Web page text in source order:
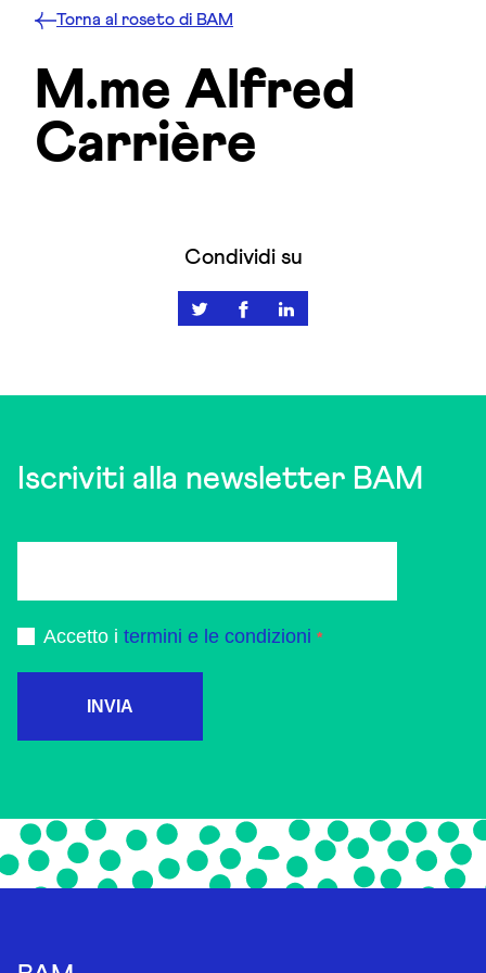
Torna al roseto di BAM
M.me Alfred
Carrière
Condividi su
Iscriviti alla newsletter BAM
Accetto i termini e le condizioni
INVIA